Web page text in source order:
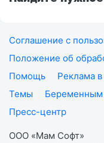
Соглашение с
Положение об
Помощь
Реклама
Темы
Беременным
Пресс-центр
ООО «Мам Софт»